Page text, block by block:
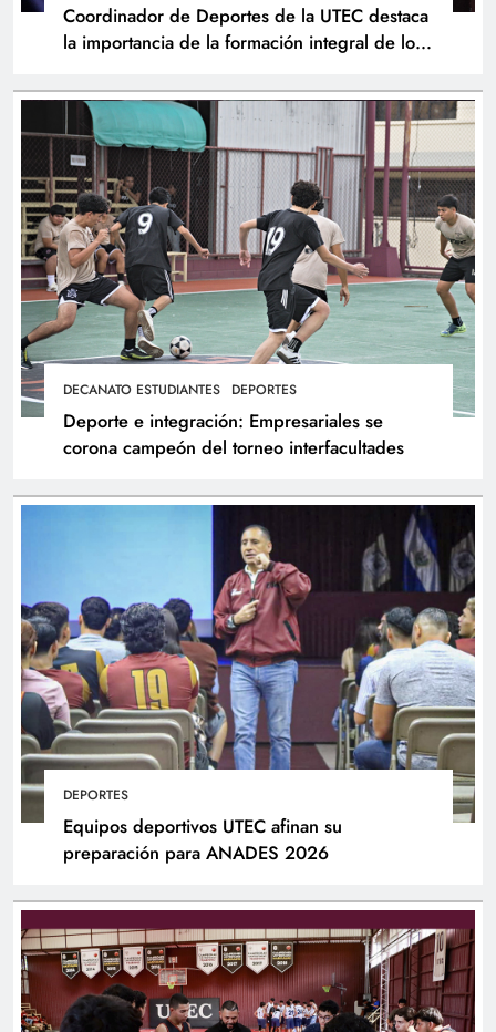
Coordinador de Deportes de la UTEC destaca
la importancia de la formación integral de los
DECANATO ESTUDIANTES DEPORTES
Deporte e integración: Empresariales se
corona campeón del torneo interfacultades
DEPORTES
Equipos deportivos UTEC afinan su
preparación para ANADES 2026